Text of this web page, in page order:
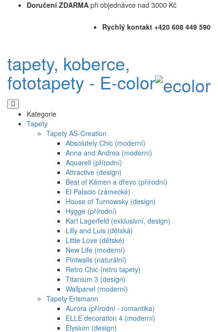
Doručení ZDARMA při objednávce nad 3000 Kč
Rychlý kontakt +420 608 449 590
tapety, koberce,
fototapety - E-color
Kategorie
Tapety
Tapety AS-Creation
Absolutely Chic (moderní)
Anna and Andrea (moderní)
Aquarell (přírodní)
Attractive (design)
Best of Kámen a dřevo (přírodní)
El Palacio (zámecké)
House of Turnowsky (design)
Hygge (přírodní)
Karl Lagerfeld (exklusivní, design)
Lilly and Luis (dětská)
Little Love (dětské)
New Life (moderní)
Pintwalls (naturální)
Retro Chic (retro tapety)
Titanium 3 (design)
Wallpanel (moderní)
Tapety Erismann
Aurora (přírodní - romantika)
ELLE decoration 4 (moderní)
Elysium (design)